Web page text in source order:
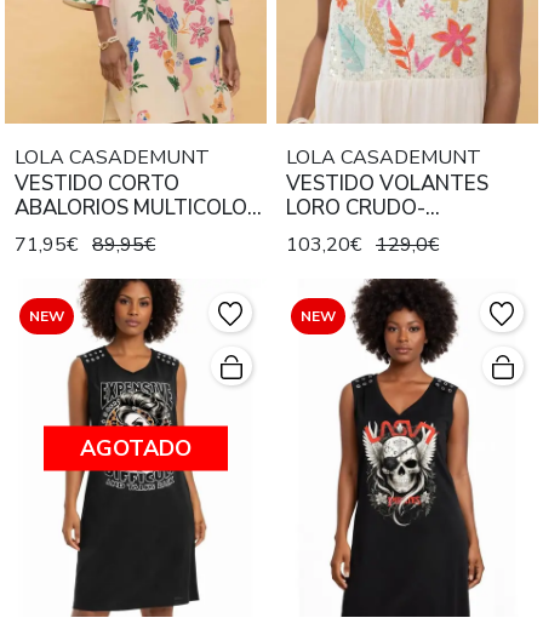
LOLA CASADEMUNT
VESTIDO CORTO
ABALORIOS MULTICOLOR
CRUDO-MULTICOLOR
71,95€ 89,95€
LOLA CASADEMUNT
VESTIDO VOLANTES
LORO CRUDO-
MULTICOLOR
103,20€ 129,0€
NEW
AGOTADO
NEW